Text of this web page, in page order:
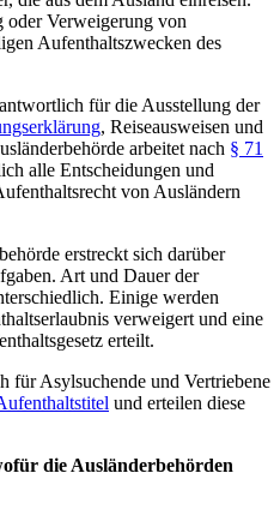
oder Verweigerung von
Aufenthaltszwecken des
für die Ausstellung der
, Reiseausweisen und
arbeitet nach § 71
alle Entscheidungen und
von Ausländern
erstreckt sich darüber
Art und Dauer der
Einige werden
verweigert und eine
erteilt.
für Asylsuchende und Vertriebene
und erteilen diese
die Ausländerbehörden